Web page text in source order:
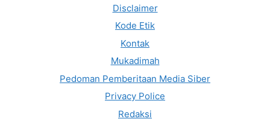
Disclaimer
Kode Etik
Kontak
Mukadimah
Pedoman Pemberitaan Media Siber
Privacy Police
Redaksi